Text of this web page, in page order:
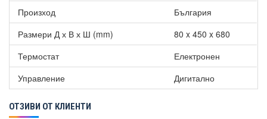
Произход
България
Размери Д х В х Ш (mm)
80 x 450 x 680
Термостат
Електронен
Управление
Дигитално
ОТЗИВИ ОТ КЛИЕНТИ